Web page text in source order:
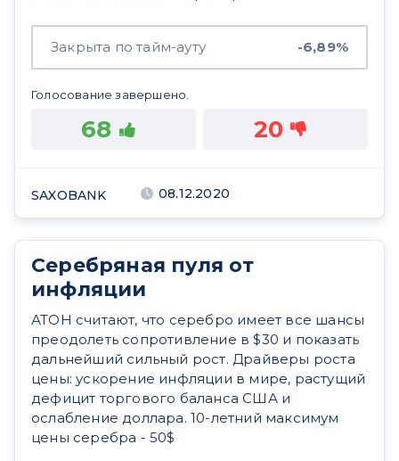
Закрыта по тайм-ауту -6,89%
Голосование завершено.
68 20
SAXOBANK 08.12.2020
Серебряная пуля от
инфляции
АТОН считают, что серебро имеет все шансы
преодолеть сопротивление в $30 и показать
дальнейший сильный рост. Драйверы роста
цены: ускорение инфляции в мире, растущий
дефицит торгового баланса США и
ослабление доллара. 10-летний максимум
цены серебра - 50$